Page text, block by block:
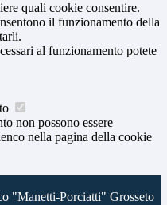
quali cookie consentire.
il funzionamento della
al funzionamento potete
non possono essere
nella pagina della cookie
"Manetti-Porciatti" Grosseto